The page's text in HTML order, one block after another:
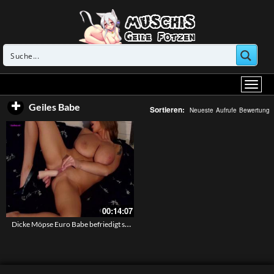
Geiles Babe Sortieren: Neueste Aufrufe Bewertung
00:14:07
Dicke Möpse Euro Babe befriedigt sich aufm Bett mit ihrem Dildo